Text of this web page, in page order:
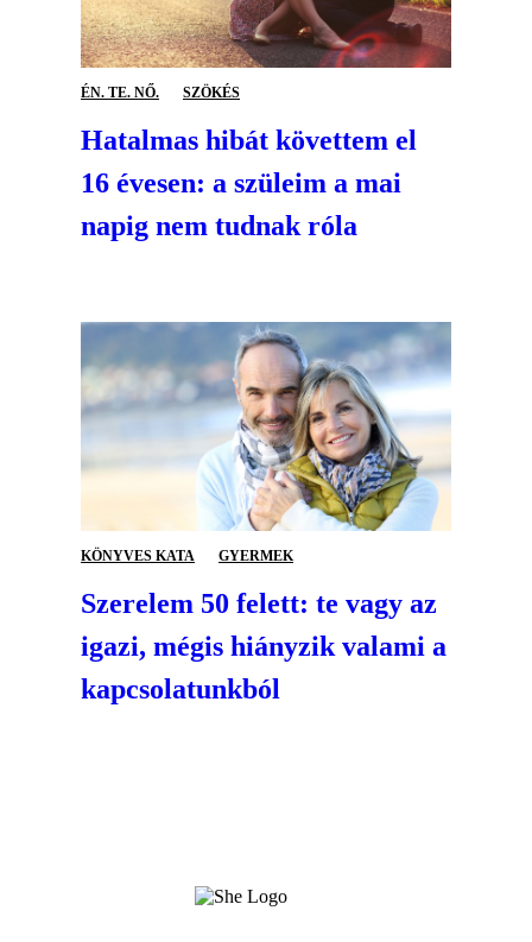
ÉN. TE. NŐ. SZÖKÉS
Hatalmas hibát követtem el
16 évesen: a szüleim a mai
napig nem tudnak róla
KÖNYVES KATA GYERMEK
Szerelem 50 felett: te vagy az
igazi, mégis hiányzik valami a
kapcsolatunkból